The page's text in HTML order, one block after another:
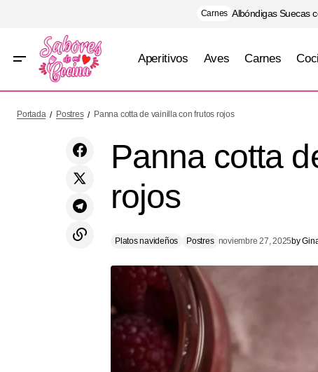
Carnes Albóndigas Suecas
Aperitivos Aves Carnes
romero
Portada Postres Panna cotta de vainilla con frutos rojos
Panna cotta
rojos
Platos navideños Postres noviembre 27, 2025by